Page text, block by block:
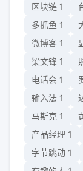
区块链 1
多抓鱼 1
微博客 1
梁文锋 1
电话会 1
输入法 1
马斯克 1
产品经理 1
字节跳动 1